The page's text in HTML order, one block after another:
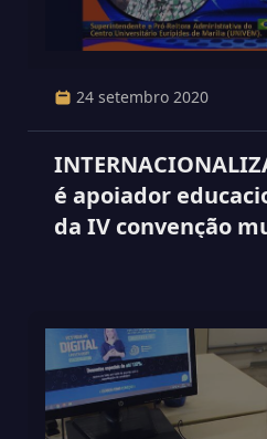
24 setembro 2020
é apoiador
da IV convenção